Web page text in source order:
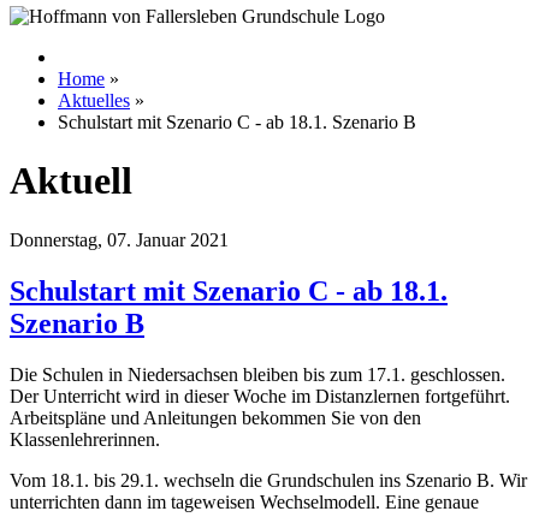
Home »
Aktuelles »
Schulstart mit Szenario C - ab 18.1. Szenario B
Aktuell
Donnerstag, 07. Januar 2021
Schulstart mit Szenario C - ab 18.1.
Szenario B
Die Schulen in Niedersachsen bleiben bis zum 17.1. geschlossen.
Der Unterricht wird in dieser Woche im Distanzlernen fortgeführt.
Arbeitspläne und Anleitungen bekommen Sie von den
Klassenlehrerinnen.
Vom 18.1. bis 29.1. wechseln die Grundschulen ins Szenario B. Wir
unterrichten dann im tageweisen Wechselmodell. Eine genaue